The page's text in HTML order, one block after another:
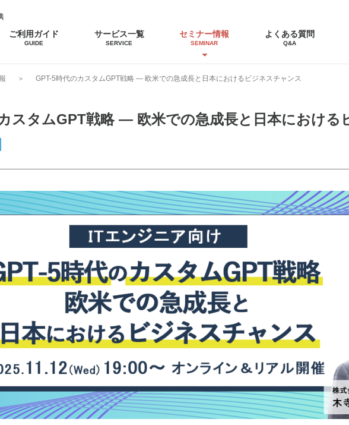
ご利用ガイド
GUIDE
サービス一覧
SERVICE
セミナー情報
SEMINAR
よくある質問
Q&A
＞ GPT-5時代のカスタムGPT戦略 ― 欧米での急成長と日本におけるビジネスチャンス
スタムGPT戦略 ― 欧米での急成長と日本における